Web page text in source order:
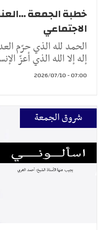
خطبة الجمعة
الاجتماعي
الحمد لله الذي حرّم
إله إلا الله الذي أعزّ
07:00 - 2026/07/10
شروق الجمعة